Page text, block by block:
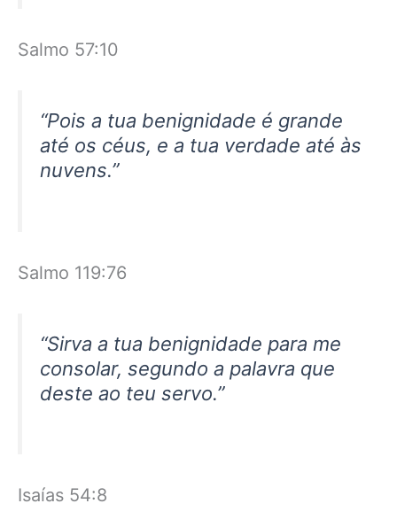
Salmo 57:10
“Pois a tua benignidade é grande
até os céus, e a tua verdade até às
nuvens.”
Salmo 119:76
“Sirva a tua benignidade para me
consolar, segundo a palavra que
deste ao teu servo.”
Isaías 54:8